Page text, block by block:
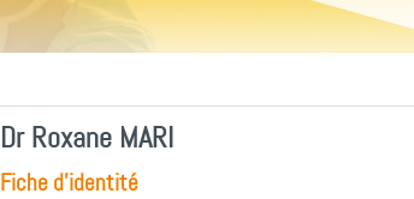
Dr Roxane MARI
Fiche d'identité